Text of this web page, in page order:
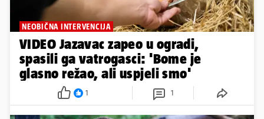
NEOBIČNA INTERVENCIJA
VIDEO Jazavac zapeo u ogradi,
spasili ga vatrogasci: 'Bome je
glasno režao, ali uspjeli smo'
1 1